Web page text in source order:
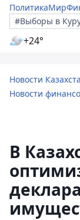
ПолитикаМир
#Выборы в
+24°
Новости
Новости
В